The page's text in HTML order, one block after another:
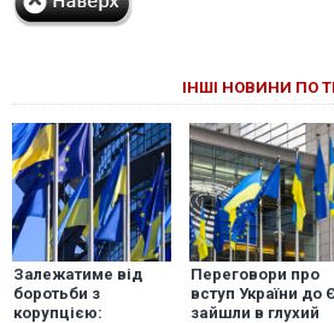
ІНШІ НОВИНИ ПО
Залежатиме від
боротьби з
корупцією:
Переговори про
вступ України до
зайшли в глухий